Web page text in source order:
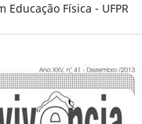
Educação Física - UFPR